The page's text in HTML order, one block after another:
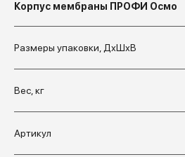
Корпус мембраны ПРОФИ Осмо
Размеры упаковки, ДхШхВ
Вес, кг
Артикул